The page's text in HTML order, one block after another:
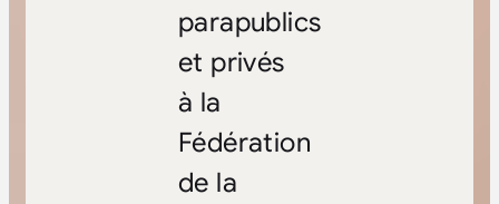
parapublics
et privés
à la
Fédération
de la